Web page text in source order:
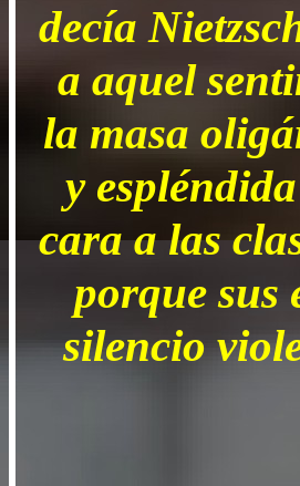
decía
a aquel
la masa
y
cara a las
porque sus
silencio